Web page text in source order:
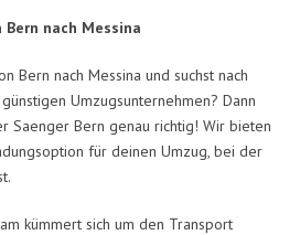
Bern nach Messina
Bern nach Messina und suchst nach
Umzugsunternehmen? Dann
Saenger Bern genau richtig! Wir bieten
für deinen Umzug, bei der
kümmert sich um den Transport